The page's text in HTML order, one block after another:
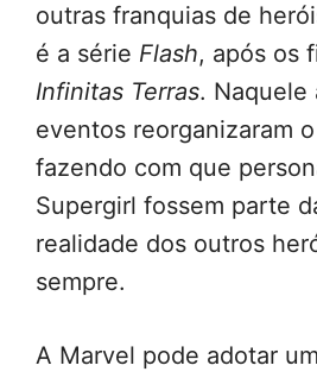
outras franquias de
é a série Flash, após os
Infinitas Terras. Naquele
eventos reorganizaram
fazendo com que
Supergirl fossem parte
realidade dos outros
sempre.
A Marvel pode adotar